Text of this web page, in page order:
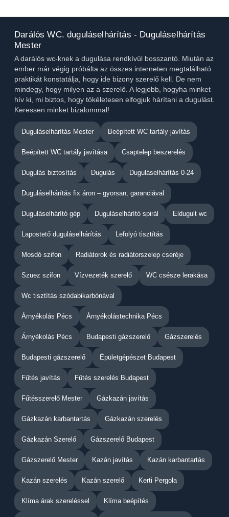
Darálós WC. duguláselhárítás - Duguláselhárítás
Mester
A darálós wc-knek a dugulása rendkívül bosszantó. Miután az
ember már végig próbálta az összes interneten megtalálható
praktikát konstatálja, hogy ide bizony szerelő kell. De nem
mindegy, hogy milyen az a szerelő. A legjobb, hogyha minket
hív ki, mi biztos, hogy tökéletesen elfogjuk hárítani a dugulást.
Keressen minket bizalommal!
Duguláselhárítás Mester Beépített WC tartály javítás
Beépített WC tartály javítása Csaptelep beszerelés
Dugulás biztosítás Dugulás Duguláselhárítás 0-24
Duguláselhárítás fix áron – gyorsan, garanciával
Duguláselhárító gép Duguláselhárító spirál Eldugult wc
Lapostető duguláselhárítás Lefolyó tisztítás
Mosdó szifon Radiátorok és radiátorszelep cseréje
Szuez szifon Vízvezeték szerelő WC csésze lerakása
Wc tisztítás szódabikarbónával
Árnyékolás Pécs Árnyékolástechnika Pécs
Árnyékolás Pécs Budapesti gázszerelő Gázszerelés
Budapesti gázszerelő Épületgépészet Budapest
Fűtés javítás Fűtés szerelés Budapest
Fűtésszerelő Mester Gázkazán javítás
Gázkazán karbantartás Gázkazán szerelés
Gázkazán Szerelő Gázszerelő Budapest
Gázszerelő Mester Kazán javítás Kazán karbantartás
Kazán szerelés Kazán szerelő Kerti Pergola
Klíma árak szereléssel Klíma beépítés